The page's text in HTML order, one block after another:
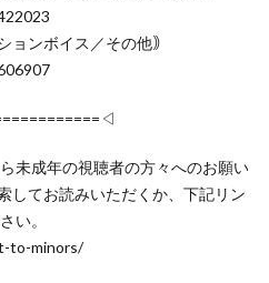
ンボイス／その他｠
未成年の視聴者の方々へのお願い
してお読みいただくか、下記リン
い。
to-minors/